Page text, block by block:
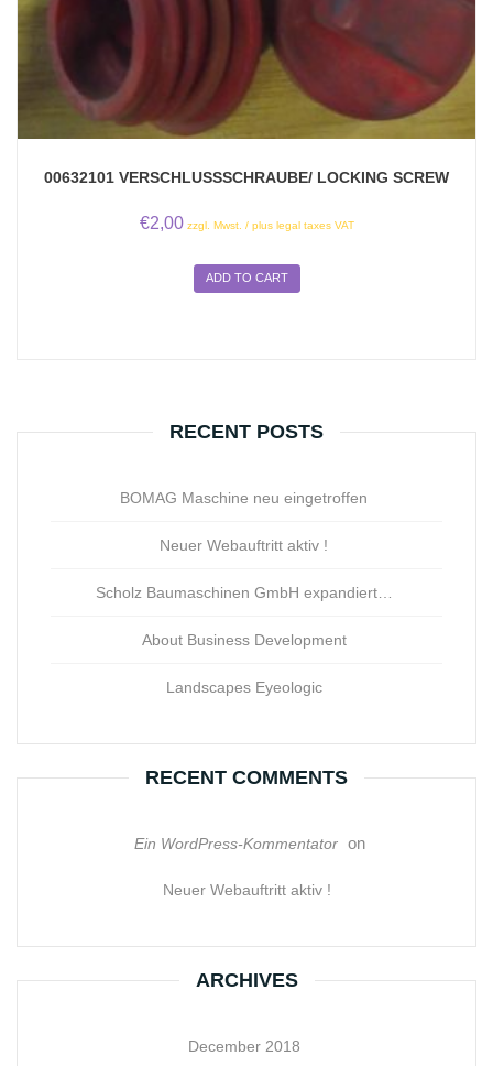
00632101 VERSCHLUSSSCHRAUBE/ LOCKING SCREW
€2,00 zzgl. Mwst. / plus legal taxes VAT
ADD TO CART
RECENT POSTS
BOMAG Maschine neu eingetroffen
Neuer Webauftritt aktiv !
Scholz Baumaschinen GmbH expandiert…
About Business Development
Landscapes Eyeologic
RECENT COMMENTS
Ein WordPress-Kommentator on
Neuer Webauftritt aktiv !
ARCHIVES
December 2018